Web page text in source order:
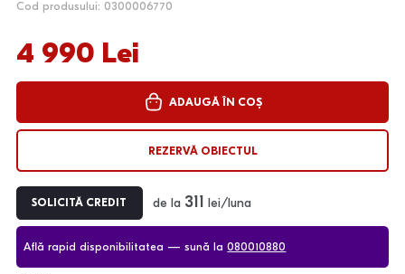
Cod produsului: 0300006770
4 990 Lei
ADAUGĂ ÎN COȘ
REZERVĂ OBIECTUL
SOLICITĂ CREDIT de la 311 lei/luna
Află rapid disponibilitatea — sună la080010880